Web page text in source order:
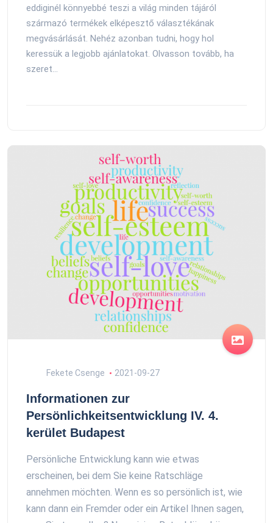
eddiginél könnyebbé teszi a világ minden tájáról
származó termékek elképesztő választékának
megvásárlását. Nehéz azonban tudni, hogy hol
keressük a legjobb ajánlatokat. Olvasson tovább, ha
szeret...
Fekete Csenge 2021-09-27
Informationen zur
Persönlichkeitsentwicklung IV. 4.
kerület Budapest
Persönliche Entwicklung kann wie etwas
erscheinen, bei dem Sie keine Ratschläge
annehmen möchten. Wenn es so persönlich ist, wie
kann dann ein Fremder oder ein Artikel Ihnen sagen,